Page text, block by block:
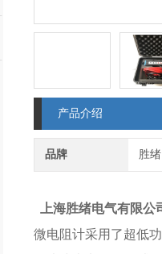
产品介绍
品牌 胜
上海胜绪电气有限公
微电阻计采用了超低